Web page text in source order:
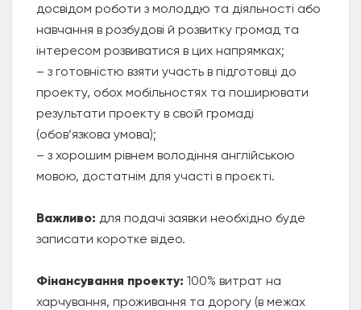
досвідом роботи з молоддю та діяльності або
навчання в розбудові й розвитку громад та
інтересом розвиватися в цих напрямках;
– з готовністю взяти участь в підготовці до
проекту, обох мобільностях та поширювати
результати проекту в своїй громаді
(обов’язкова умова);
– з хорошим рівнем володіння англійською
мовою, достатнім для участі в проєкті.
Важливо: для подачі заявки необхідно буде
записати коротке відео.
Фінансування проекту: 100% витрат на
харчування, проживання та дорогу (в межах